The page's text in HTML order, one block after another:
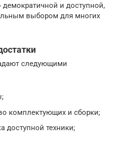
демократичной и доступной,
выбором для многих
следующими
комплектующих и сборки;
доступной техники;